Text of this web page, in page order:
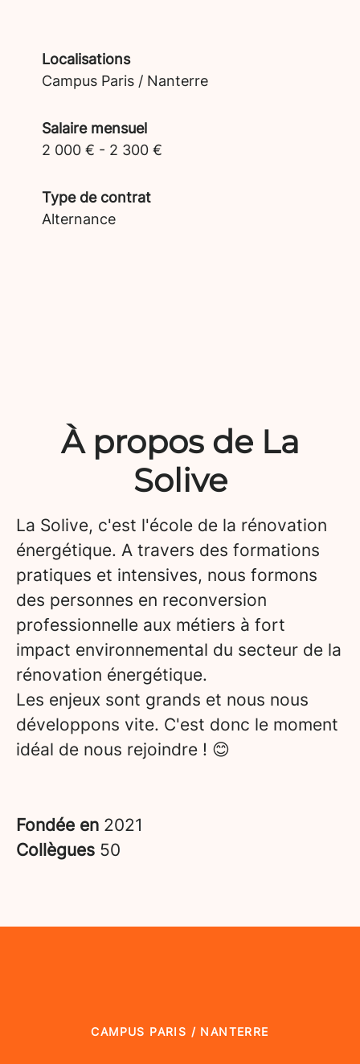
Localisations
Campus Paris / Nanterre
Salaire mensuel
2 000 € - 2 300 €
Type de contrat
Alternance
À propos de La
Solive
La Solive, c'est l'école de la rénovation
énergétique. A travers des formations
pratiques et intensives, nous formons
des personnes en reconversion
professionnelle aux métiers à fort
impact environnemental du secteur de la
rénovation énergétique.
Les enjeux sont grands et nous nous
développons vite. C'est donc le moment
idéal de nous rejoindre ! 😊
Fondée en 2021
Collègues 50
CAMPUS PARIS / NANTERRE